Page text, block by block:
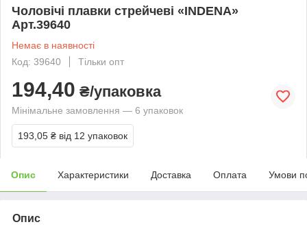
Чоловічі плавки стрейчеві «INDENA»
Арт.39640
Немає в наявності
Код: 39640
Тільки опт
194,40 ₴/упаковка
Мінімальне замовлення — 6 упаковок
193,05 ₴ від 12 упаковок
Опис Характеристики Доставка Оплата Умови
Опис